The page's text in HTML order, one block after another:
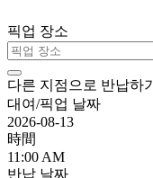
픽업 장소
다른 지점으로 반납하기
대여/픽업 날짜
2026-08-13
時間
11:00 AM
반납 날짜